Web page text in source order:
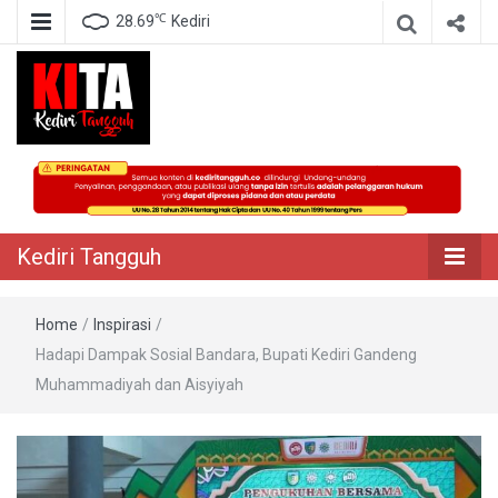
28.69℃ Kediri
Kediri Tangguh
Berita Akurat Terpercaya
Kediri Tangguh
Home / Inspirasi /
Hadapi Dampak Sosial Bandara, Bupati Kediri Gandeng
Muhammadiyah dan Aisyiyah